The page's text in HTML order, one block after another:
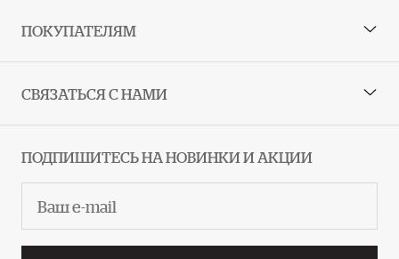
ПОКУПАТЕЛЯМ
СВЯЗАТЬСЯ С НАМИ
ПОДПИШИТЕСЬ НА НОВИНКИ И АКЦИИ